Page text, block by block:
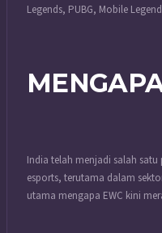
Legends, PUBG, Mobile
India telah menjadi salah
esports, terutama dalam
utama mengapa EWC kini